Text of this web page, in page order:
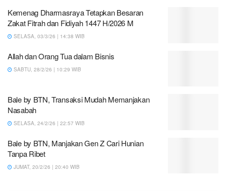
Kemenag Dharmasraya Tetapkan Besaran
Zakat Fitrah dan Fidiyah 1447 H/2026 M
SELASA, 03/3/26 | 14:38 WIB
Allah dan Orang Tua dalam Bisnis
SABTU, 28/2/26 | 10:29 WIB
Bale by BTN, Transaksi Mudah Memanjakan
Nasabah
SELASA, 24/2/26 | 22:57 WIB
Bale by BTN, Manjakan Gen Z Cari Hunian
Tanpa Ribet
JUMAT, 20/2/26 | 20:40 WIB